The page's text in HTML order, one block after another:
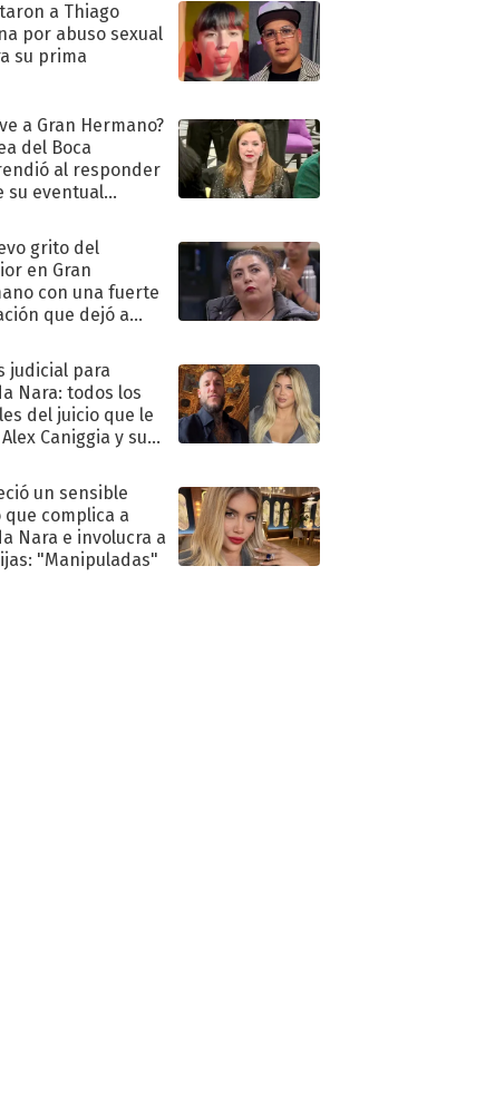
a Thiago
por abuso sexual
su prima
a Gran Hermano?
del Boca
al responder
su eventual
grito del
en Gran
con una fuerte
que dejó a
judicial para
Nara: todos los
del juicio que le
Caniggia y sus
un sensible
que complica a
Nara e involucra a
"Manipuladas"